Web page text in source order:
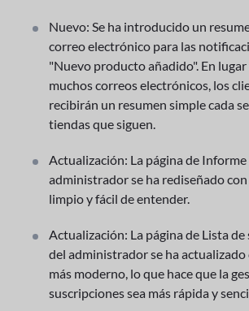
Nuevo: Se ha introducido un
correo electrónico para las
"Nuevo producto añadido". En
muchos correos electrónicos, los
recibirán un resumen simple cada
tiendas que siguen.
Actualización: La página de Informe
administrador se ha rediseñado
limpio y fácil de entender.
Actualización: La página de Lista
del administrador se ha actualizado
más moderno, lo que hace que la
suscripciones sea más rápida y